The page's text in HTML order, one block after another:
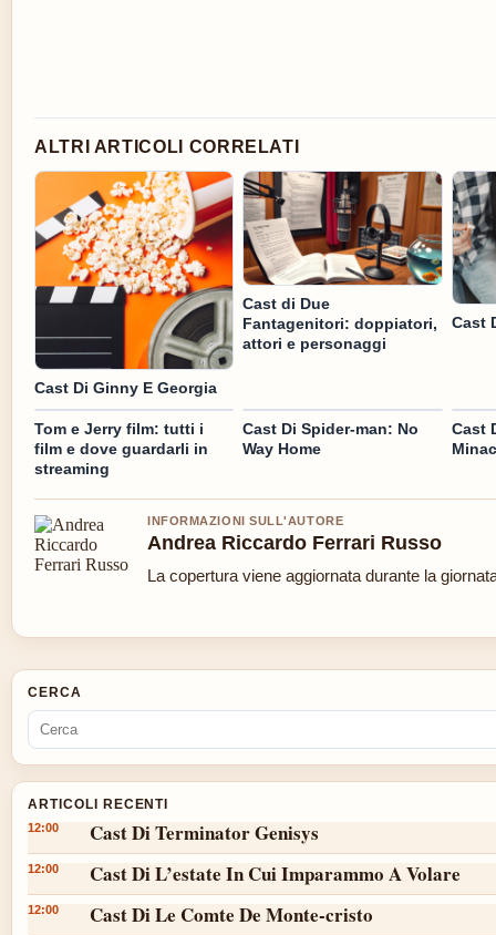
ALTRI ARTICOLI CORRELATI
Cast Di Ginny E Georgia
Cast di Due
Fantagenitori: doppiatori,
attori e personaggi
Cast
Tom e Jerry film: tutti i
film e dove guardarli in
streaming
Cast Di Spider-man: No
Way Home
Cast
INFORMAZIONI SULL'AUTORE
Andrea Riccardo Ferrari Russo
La copertura viene aggiornata durante la
CERCA
ARTICOLI RECENTI
12:00 Cast Di Terminator Genisys
12:00 Cast Di L’estate In Cui Imparammo A Volare
12:00 Cast Di Le Comte De Monte-cristo